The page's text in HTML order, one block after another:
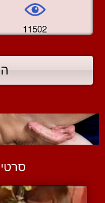
11502